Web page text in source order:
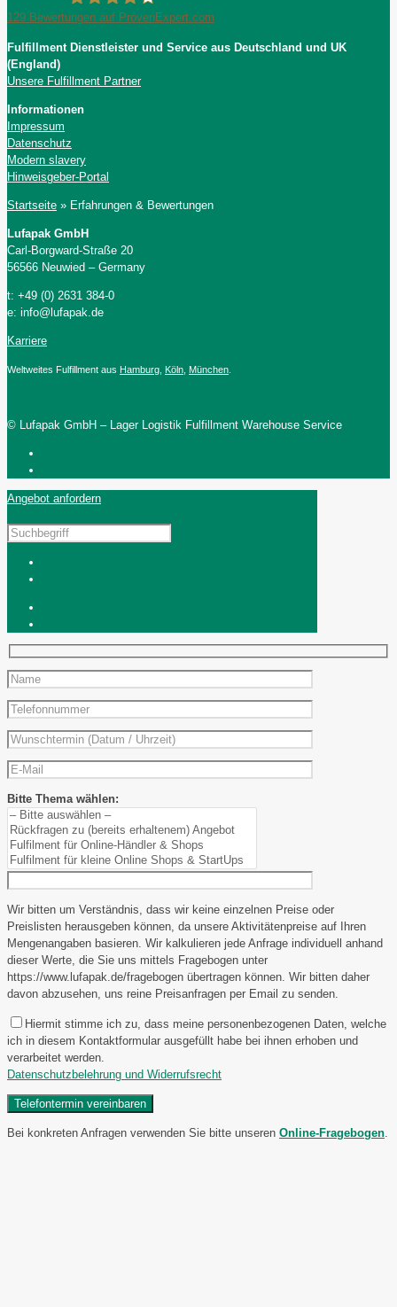
Lufapak GmbH
129 Bewertungen auf ProvenExpert.com
Fulfillment Dienstleister und Service aus Deutschland und UK
(England)
Unsere Fulfillment Partner
Informationen
Impressum
Datenschutz
Modern slavery
Hinweisgeber-Portal
Startseite » Erfahrungen & Bewertungen
Lufapak GmbH
Carl-Borgward-Straße 20
56566 Neuwied – Germany
t: +49 (0) 2631 384-0
e: info@lufapak.de
Karriere
Weltweites Fulfillment aus Hamburg Köln München
© Lufapak GmbH – Lager Logistik Fulfillment Warehouse Service
Angebot anfordern
Bitte Thema wählen:
Wir bitten um Verständnis, dass wir keine einzelnen Preise oder
Preislisten herausgeben können, da unsere Aktivitätenpreise auf Ihren
Mengenangaben basieren. Wir kalkulieren jede Anfrage individuell anhand
dieser Werte, die Sie uns mittels Fragebogen unter
https://www.lufapak.de/fragebogen übertragen können. Wir bitten daher
davon abzusehen, uns reine Preisanfragen per Email zu senden.
Hiermit stimme ich zu, dass meine personenbezogenen Daten, welche
ich in diesem Kontaktformular ausgefüllt habe bei ihnen erhoben und
verarbeitet werden.
Datenschutzbelehrung und Widerrufsrecht
Bei konkreten Anfragen verwenden Sie bitte unseren Online-Fragebogen.